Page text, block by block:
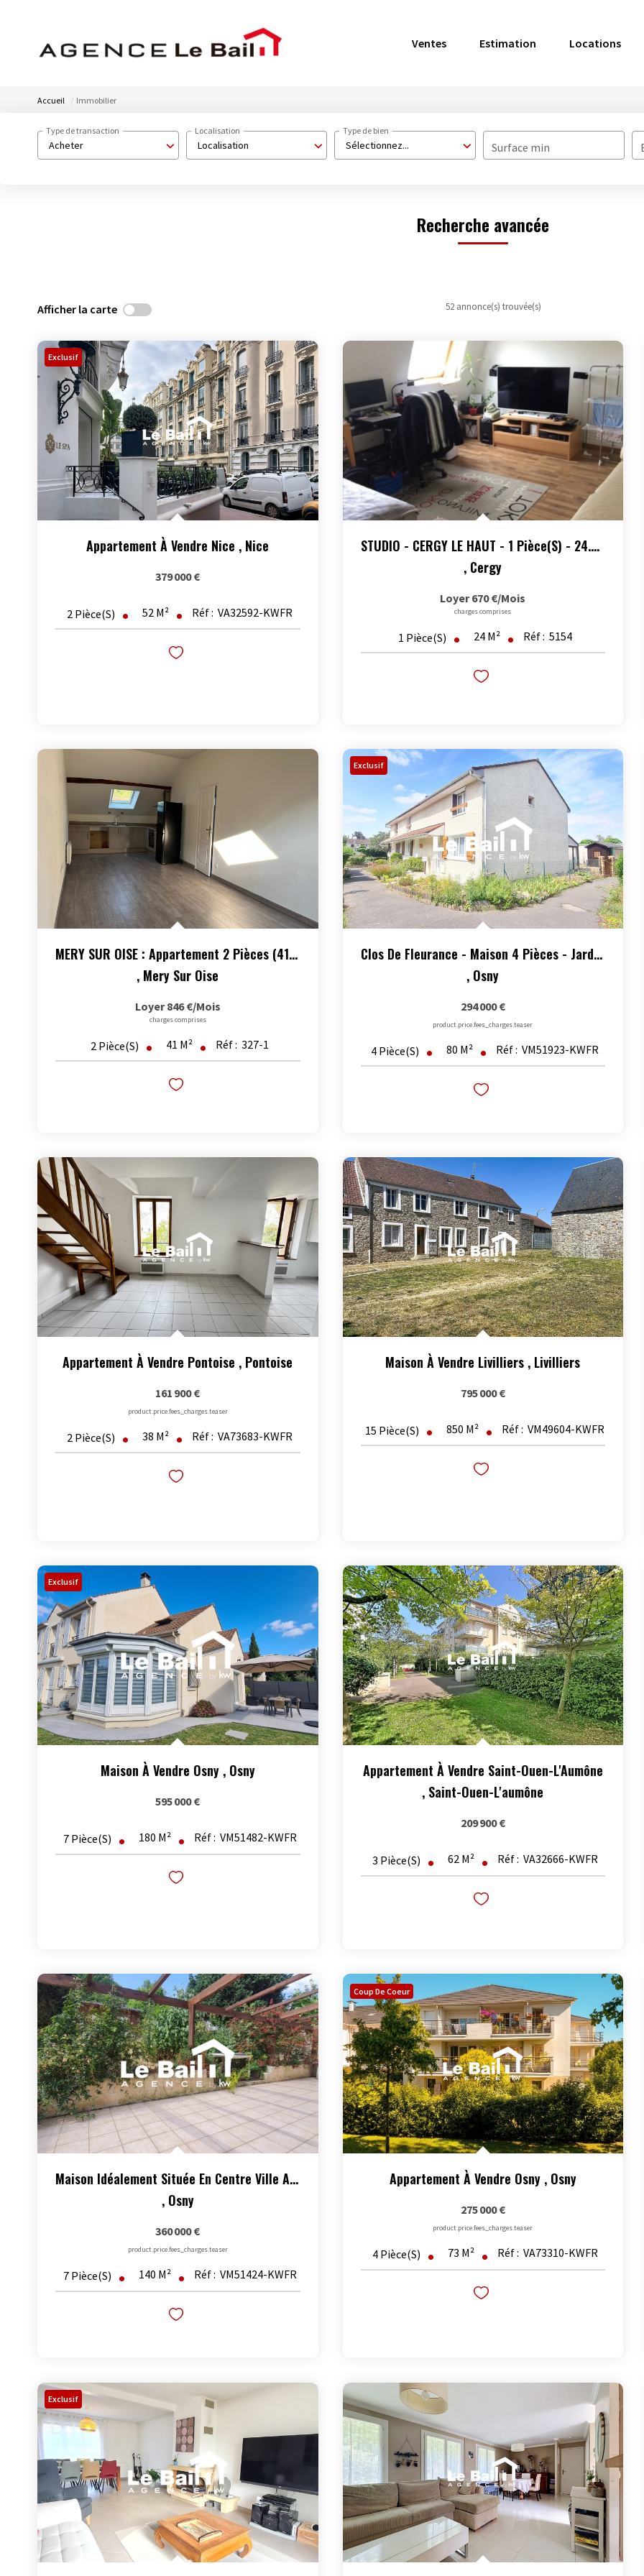
Ventes Estimation Locations
Accueil Immobilier
Acheter
Type de transaction
Localisation
Localisation
Sélectionnez...
Type de bien
Surface min
Recherche avancée
Afficher la carte 52 annonce(s) trouvée(s)
Exclusif
Appartement À Vendre Nice , Nice
379 000 €
2 Pièce(s) 52 M² Réf : VA32592-KWFR
STUDIO - CERGY LE HAUT - 1 Pièce(s) - 24.4 M2- Parking En...
, Cergy
Loyer 670 €/mois
charges comprises
1 Pièce(s) 24 M² Réf : 5154
MERY SUR OISE : Appartement 2 Pièces (41.27 M²)
, Mery Sur Oise
Loyer 846 €/mois
charges comprises
2 Pièce(s) 41 M² Réf : 327-1
Exclusif
Clos De Fleurance - Maison 4 Pièces - Jardin Et Box
, Osny
294 000 €
product.price.fees_charges.teaser
4 Pièce(s) 80 M² Réf : VM51923-KWFR
Appartement À Vendre Pontoise , Pontoise
161 900 €
product.price.fees_charges.teaser
2 Pièce(s) 38 M² Réf : VA73683-KWFR
Maison À Vendre Livilliers , Livilliers
795 000 €
15 Pièce(s) 850 M² Réf : VM49604-KWFR
Exclusif
Maison À Vendre Osny , Osny
595 000 €
7 Pièce(s) 180 M² Réf : VM51482-KWFR
Appartement À Vendre Saint-Ouen-L'Aumône
, Saint-Ouen-L'aumône
209 900 €
3 Pièce(s) 62 M² Réf : VA32666-KWFR
Maison Idéalement Située En Centre Ville Avec Grand Jardin...
, Osny
360 000 €
product.price.fees_charges.teaser
7 Pièce(s) 140 M² Réf : VM51424-KWFR
Coup De Coeur
Appartement À Vendre Osny , Osny
275 000 €
product.price.fees_charges.teaser
4 Pièce(s) 73 M² Réf : VA73310-KWFR
Exclusif